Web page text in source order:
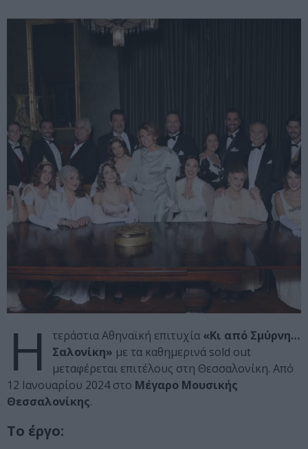
Η τεράστια Αθηναϊκή επιτυχία «Κι από Σμύρνη…
Σαλονίκη» με τα καθημερινά sold out
μεταφέρεται επιτέλους στη Θεσσαλονίκη. Από
12 Ιανουαρίου 2024 στο Μέγαρο Μουσικής
Θεσσαλονίκης.
Το έργο: